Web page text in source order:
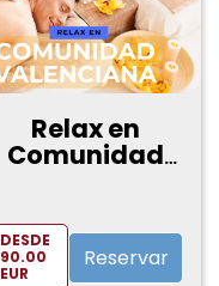
Relax en
Comunidad
DESDE
90.00
EUR
Reservar